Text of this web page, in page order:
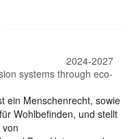
2024-2027
systems through eco-
ein Menschenrecht, sowie
Wohlbefinden, und stellt